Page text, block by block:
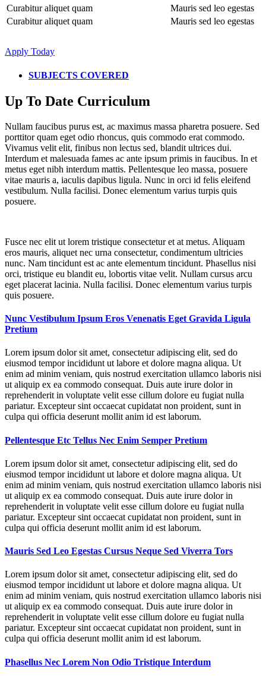
Curabitur aliquet quam
Mauris sed leo egestas
Curabitur aliquet quam
Mauris sed leo egestas
Apply Today
SUBJECTS COVERED
Up To Date Curriculum
Nullam faucibus purus est, ac maximus massa pharetra posuere. Sed
porttitor quam eget odio rhoncus, quis commodo erat commodo.
Vivamus velit elit, finibus non lectus sed, blandit ultrices dui.
Interdum et malesuada fames ac ante ipsum primis in faucibus. In et
metus eget nibh interdum mattis. Pellentesque leo massa, posuere
vitae mauris a, iaculis dapibus ligula. Nunc in orci id felis eleifend
vestibulum. Nulla facilisi. Donec elementum varius turpis quis
posuere.
Fusce nec elit ut lorem tristique consectetur et at metus. Aliquam
eros mauris, aliquet nec urna consectetur, condimentum ultricies
nunc. Nam tincidunt est ac ante elementum tincidunt. Phasellus nisi
orci, tristique eu blandit eu, lobortis vitae velit. Nullam cursus arcu
eget placerat lacinia. Nulla facilisi. Donec elementum varius turpis
quis posuere.
Nunc Vestibulum Ipsum Eros Venenatis Eget Gravida Ligula
Pretium
Lorem ipsum dolor sit amet, consectetur adipiscing elit, sed do
eiusmod tempor incididunt ut labore et dolore magna aliqua. Ut
enim ad minim veniam, quis nostrud exercitation ullamco laboris nisi
ut aliquip ex ea commodo consequat. Duis aute irure dolor in
reprehenderit in voluptate velit esse cillum dolore eu fugiat nulla
pariatur. Excepteur sint occaecat cupidatat non proident, sunt in
culpa qui officia deserunt mollit anim id est laborum.
Pellentesque Etc Tellus Nec Enim Semper Pretium
Lorem ipsum dolor sit amet, consectetur adipiscing elit, sed do
eiusmod tempor incididunt ut labore et dolore magna aliqua. Ut
enim ad minim veniam, quis nostrud exercitation ullamco laboris nisi
ut aliquip ex ea commodo consequat. Duis aute irure dolor in
reprehenderit in voluptate velit esse cillum dolore eu fugiat nulla
pariatur. Excepteur sint occaecat cupidatat non proident, sunt in
culpa qui officia deserunt mollit anim id est laborum.
Mauris Sed Leo Egestas Cursus Neque Sed Viverra Tors
Lorem ipsum dolor sit amet, consectetur adipiscing elit, sed do
eiusmod tempor incididunt ut labore et dolore magna aliqua. Ut
enim ad minim veniam, quis nostrud exercitation ullamco laboris nisi
ut aliquip ex ea commodo consequat. Duis aute irure dolor in
reprehenderit in voluptate velit esse cillum dolore eu fugiat nulla
pariatur. Excepteur sint occaecat cupidatat non proident, sunt in
culpa qui officia deserunt mollit anim id est laborum.
Phasellus Nec Lorem Non Odio Tristique Interdum